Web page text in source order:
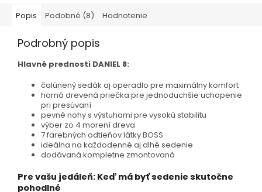
Popis Podobné (8) Hodnotenie
Podrobný popis
Hlavné prednosti DANIEL 8:
čalúnený sedák aj operadlo pre maximálny komfort
horná drevená priečka pre jednoduchšie uchopenie
pri presúvaní
pevné nohy s výstuhami pre vysokú stabilitu
výber zo 4 morení dreva
7 farebných odtieňov látky BOSS
ideálna na každodenné aj dlhé sedenie
dodávaná kompletne zmontovaná
Pre vašu jedáleň: Keď má byť sedenie skutočne
pohodlné